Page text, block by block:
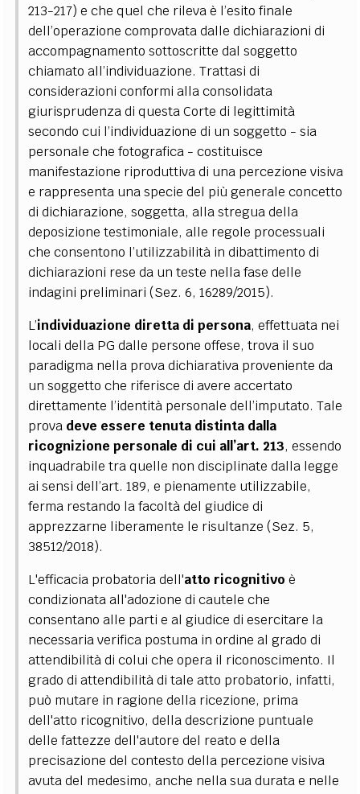
213-217) e che quel che rileva è l’esito finale
dell’operazione comprovata dalle dichiarazioni di
accompagnamento sottoscritte dal soggetto
chiamato all’individuazione.Trattasi di
considerazioni conformi alla consolidata
giurisprudenza di questa Corte di legittimità
secondo cui l’individuazione di un soggetto - sia
personale che fotografica - costituisce
manifestazione riproduttiva di una percezione visiva
e rappresenta una specie del più generale concetto
di dichiarazione, soggetta, alla stregua della
deposizione testimoniale, alle regole processuali
che consentono l’utilizzabilità in dibattimento di
dichiarazioni rese da un teste nella fase delle
indagini preliminari (Sez. 6, 16289/2015).
L’individuazione diretta di persona, effettuata nei
locali della PG dalle persone offese, trova il suo
paradigma nella prova dichiarativa proveniente da
un soggetto che riferisce di avere accertato
direttamente l’identità personale dell’imputato. Tale
prova deve essere tenuta distinta dalla
ricognizione personale di cui all’art. 213, essendo
inquadrabile tra quelle non disciplinate dalla legge
ai sensi dell’art. 189, e pienamente utilizzabile,
ferma restando la facoltà del giudice di
apprezzarne liberamente le risultanze (Sez. 5,
38512/2018).
L'efficacia probatoria dell'atto ricognitivo è
condizionata all'adozione di cautele che
consentano alle parti e al giudice di esercitare la
necessaria verifica postuma in ordine al grado di
attendibilità di colui che opera il riconoscimento. Il
grado di attendibilità di tale atto probatorio, infatti,
può mutare in ragione della ricezione, prima
dell'atto ricognitivo, della descrizione puntuale
delle fattezze dell'autore del reato e della
precisazione del contesto della percezione visiva
avuta del medesimo, anche nella sua durata e nelle